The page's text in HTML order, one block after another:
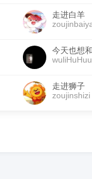
走进白羊
今天也想
wuliHuHuu
走进狮子
zoujinshizi